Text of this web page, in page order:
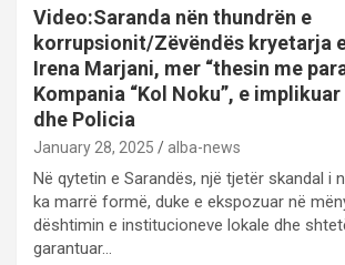
Video:Saranda nën thundrën e
korrupsionit/Zëvëndës kryetarja
Irena Marjani, mer “thesin me
Kompania “Kol Noku”, e
dhe Policia
January 28, 2025 alba-news
Në qytetin e Sarandës, një tjetër skandal i
ka marrë formë, duke e ekspozuar në
dështimin e institucioneve lokale dhe
garantuar…